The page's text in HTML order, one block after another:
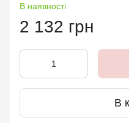
В наявності
2 132 грн
В